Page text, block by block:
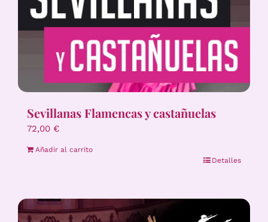
Sevillanas Flamencas y castañuelas
72,00 €
Añadir al carrito
Detalles